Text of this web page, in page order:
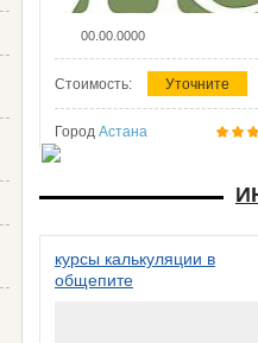
00.00.0000
Стоимость: Уточните
Город Астана
курсы калькуляции в
общепите